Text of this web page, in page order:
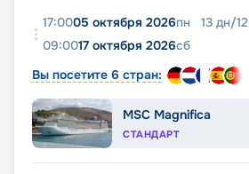
17:0005 октября 2026пн 13 дн/12
09:0017 октября 2026сб
Вы посетите 6 стран:
MSC Magnifica
СТАНДАРТ